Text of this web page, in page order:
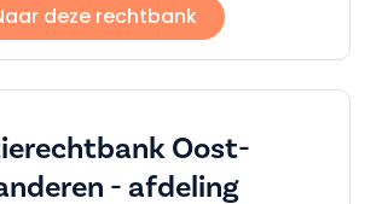
deze rechtbank
Oost-
- afdeling